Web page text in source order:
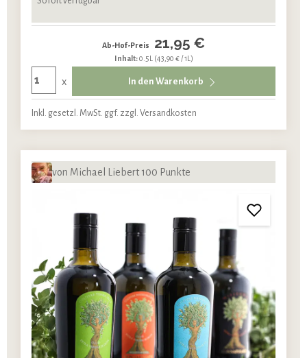
Ab-Hof-Preis 21,95 €
Inhalt:0.5L (43,90 € / 1L)
x In den Warenkorb
Inkl. gesetzl. MwSt. ggf. zzgl. Versandkosten
von Michael Liebert 100 Punkte